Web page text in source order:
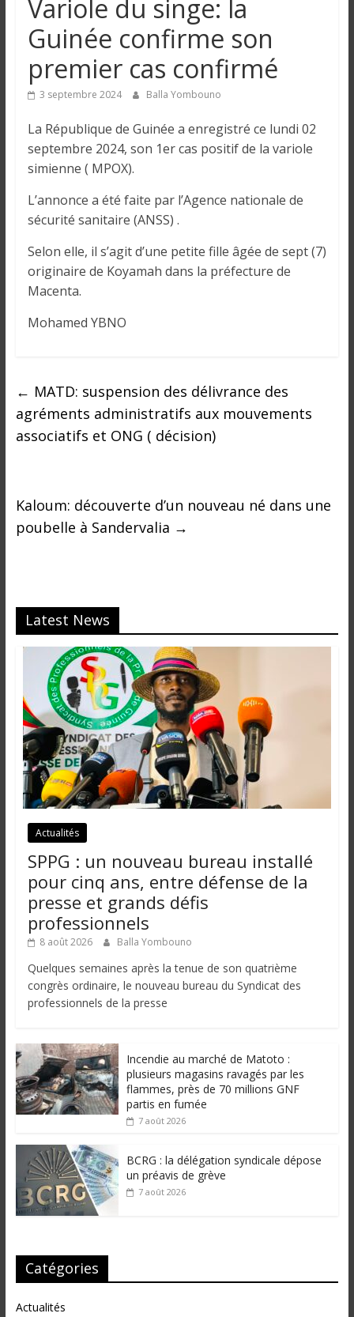
n
g
u
e
s
G
é
a
l
l
Variole du singe: la
Guinée confirme son
premier cas confirmé
3 septembre 2024 Balla Yombouno
La République de Guinée a enregistré ce lundi 02
septembre 2024, son 1er cas positif de la variole
simienne ( MPOX).
L’annonce a été faite par l’Agence nationale de
sécurité sanitaire (ANSS) .
Selon elle, il s’agit d’une petite fille âgée de sept (7)
originaire de Koyamah dans la préfecture de
Macenta.
Mohamed YBNO
← MATD: suspension des délivrance des
agréments administratifs aux mouvements
associatifs et ONG ( décision)
Kaloum: découverte d’un nouveau né dans une
poubelle à Sandervalia →
Latest News
Actualités
SPPG : un nouveau bureau installé
pour cinq ans, entre défense de la
presse et grands défis
professionnels
8 août 2026 Balla Yombouno
Quelques semaines après la tenue de son quatrième
congrès ordinaire, le nouveau bureau du Syndicat des
professionnels de la presse
Incendie au marché de Matoto :
plusieurs magasins ravagés par les
flammes, près de 70 millions GNF
partis en fumée
7 août 2026
BCRG : la délégation syndicale dépose
un préavis de grève
7 août 2026
Catégories
Actualités